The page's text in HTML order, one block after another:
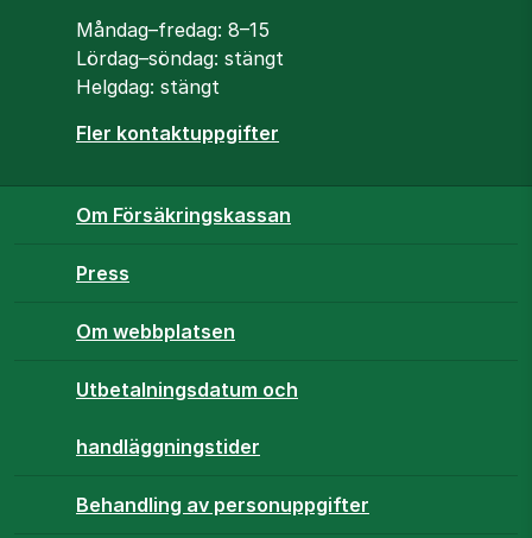
Öppettider
Måndag–fredag: 8–15
Lördag–söndag: stängt
Helgdag: stängt
Fler kontaktuppgifter
Om Försäkringskassan
Press
Om webbplatsen
Utbetalningsdatum och
handläggningstider
Behandling av personuppgifter